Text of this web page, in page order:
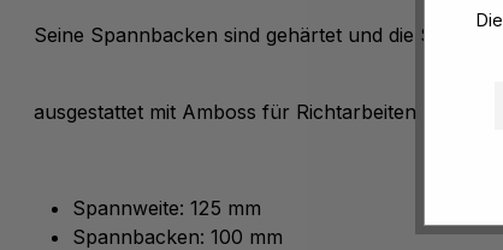
Seine Spannbacken sind gehärtet und die Spindel
ausgestattet mit Amboss für Richtarbeiten
Spannweite: 125 mm
Spannbacken: 100 mm